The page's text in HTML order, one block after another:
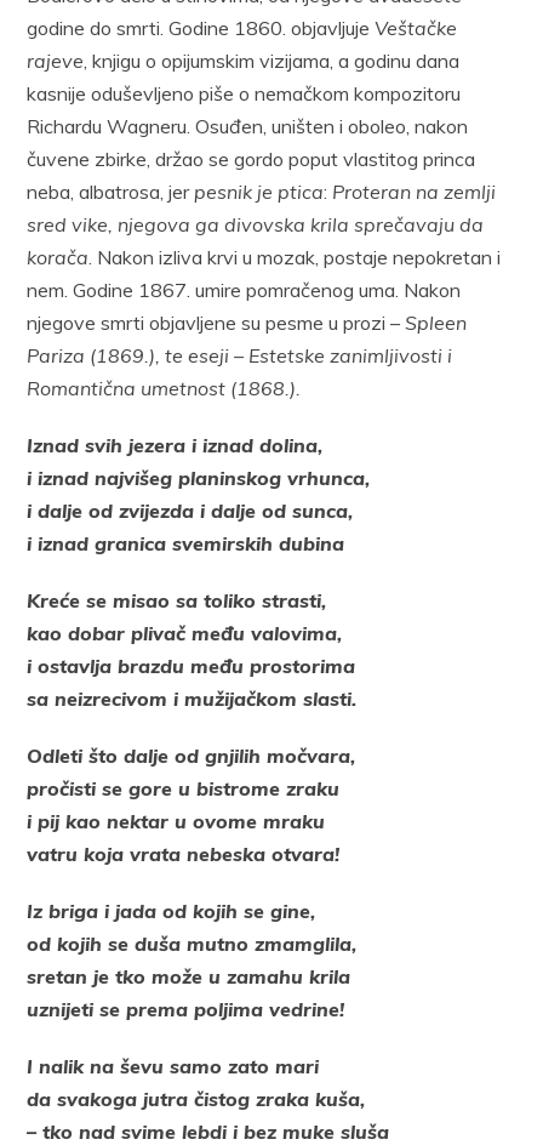
godine do smrti. Godine 1860. objavljujeVeštačke
rajeve , knjigu o opijumskim vizijama, a godinu dana
kasnije oduševljeno piše o nemačkom kompozitoru
Richardu Wagneru. Osuđen, uništen i oboleo, nakon
čuvene zbirke, držao se gordo poput vlastitog princa
neba, albatrosa, jer pesnik je ptica: Proteran na zemlji
sred vike, njegova ga divovska krila sprečavaju da
korača . Nakon izliva krvi u mozak, postaje nepokretan i
nem. Godine 1867. umire pomračenog uma. Nakon
njegove smrti objavljene su pesme u prozi –Spleen
Pariza (1869.), te eseji – Estetske zanimljivosti i
Romantična umetnost (1868.).
Iznad svih jezera i iznad dolina,
i iznad najvišeg planinskog vrhunca,
i dalje od zvijezda i dalje od sunca,
i iznad granica svemirskih dubina
Kreće se misao sa toliko strasti,
kao dobar plivač među valovima,
i ostavlja brazdu među prostorima
sa neizrecivom i mužijačkom slasti.
Odleti što dalje od gnjilih močvara,
pročisti se gore u bistrome zraku
i pij kao nektar u ovome mraku
vatru koja vrata nebeska otvara!
Iz briga i jada od kojih se gine,
od kojih se duša mutno zmamglila,
sretan je tko može u zamahu krila
uznijeti se prema poljima vedrine!
I nalik na ševu samo zato mari
da svakoga jutra čistog zraka kuša,
– tko nad svime lebdi i bez muke sluša